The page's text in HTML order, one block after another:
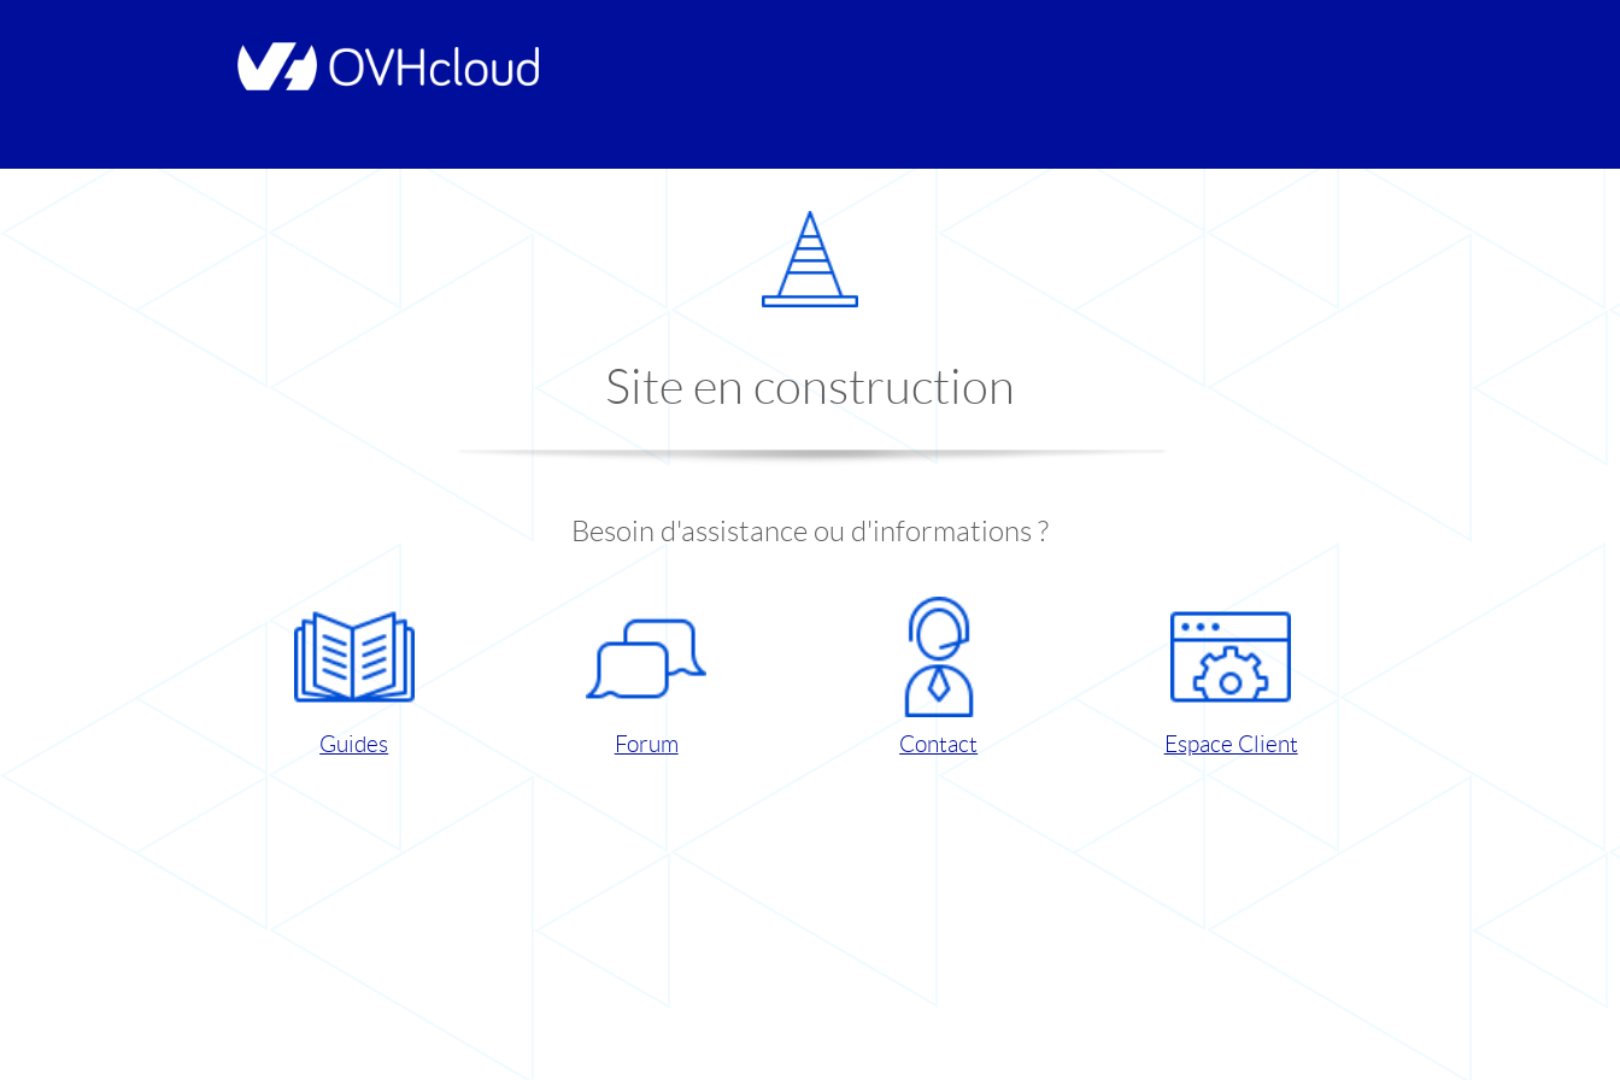
Site en construction
Besoin d'assistance ou d'informations ?
Guides Forum Contact Espace Client